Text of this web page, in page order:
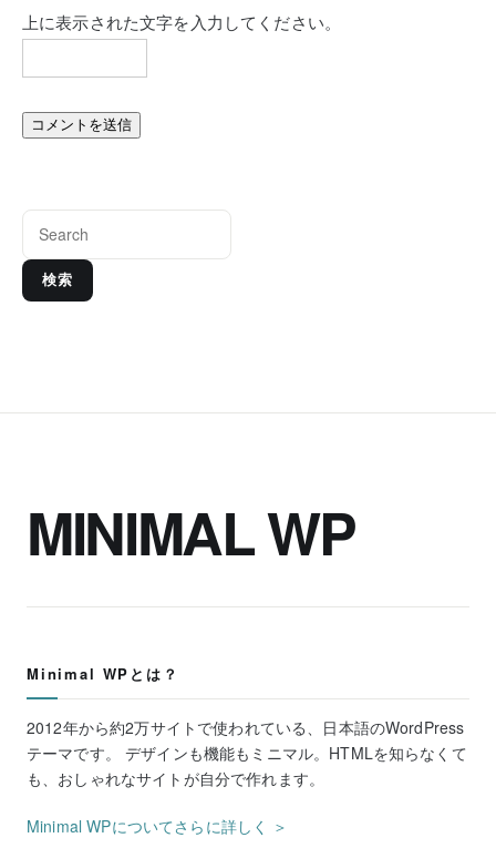
上に表示された文字を入力してください。
検索
MINIMAL WP
Minimal WPとは？
2012年から約2万サイトで使われている、日本語のWordPress
テーマです。 デザインも機能もミニマル。HTMLを知らなくて
も、おしゃれなサイトが自分で作れます。
Minimal WPについてさらに詳しく ＞